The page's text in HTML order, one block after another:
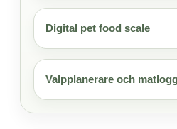
Digital pet food scale
Valpplanerare och